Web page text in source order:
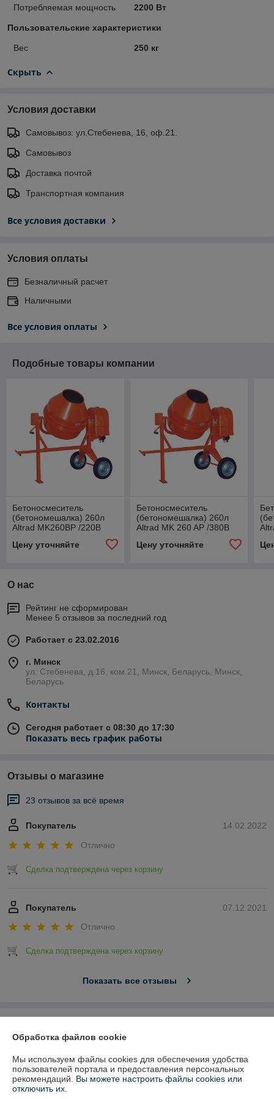
Потребляемая мощность 2200 Вт
Пользовательские характеристики
Вес 250 кг
Скрыть
Условия доставки
Самовывоз: ул.Стебенева, 16, оф.21.
Самовывоз
Доставка почтой
Транспортная компания
Все условия доставки
Условия оплаты
Безналичный расчет
Наличными
Все условия оплаты
Подобные товары компании
Бетоносмеситель
(бетономешалка) 260л
Altrad MK260BP /220В
Цену уточняйте
Бетоносмеситель
(бетономешалка) 260л
Altrad MK 260 AP /380В
Цену уточняйте
О нас
Рейтинг не сформирован
Менее 5 отзывов за последний год
Работает с 23.02.2016
г. Минск
ул. Стебенева, д.16, ком.21, Минск, Беларусь, Минск,
Беларусь
Контакты
Сегодня работает с 08:30 до 17:30
Показать весь график работы
Отзывы о магазине
23 отзывов за всё время
14.02.2022
Покупатель
Отлично
Сделка подтверждена через корзину
07.12.2021
Покупатель
Отлично
Сделка подтверждена через корзину
Показать все отзывы
Доставка и оплата
Обработка файлов cookie
Мы используем файлы cookies для обеспечения удобства
пользователей портала и предоставления персональных
рекомендаций. Вы можете настроить файлы cookies или
отключить их.